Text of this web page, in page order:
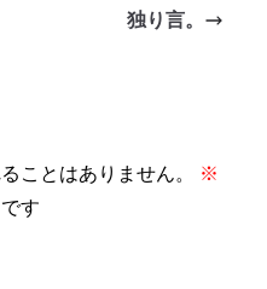
独り言。
ことはありません。
※
す